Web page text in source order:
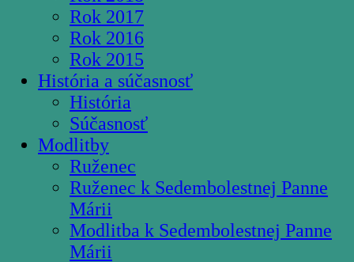
Rok 2017
Rok 2016
Rok 2015
História a súčasnosť
História
Súčasnosť
Modlitby
Ruženec
Ruženec k Sedembolestnej Panne
Márii
Modlitba k Sedembolestnej Panne
Márii